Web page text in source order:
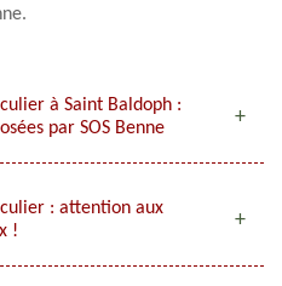
à Saint Baldoph :
par SOS Benne
: attention aux
!